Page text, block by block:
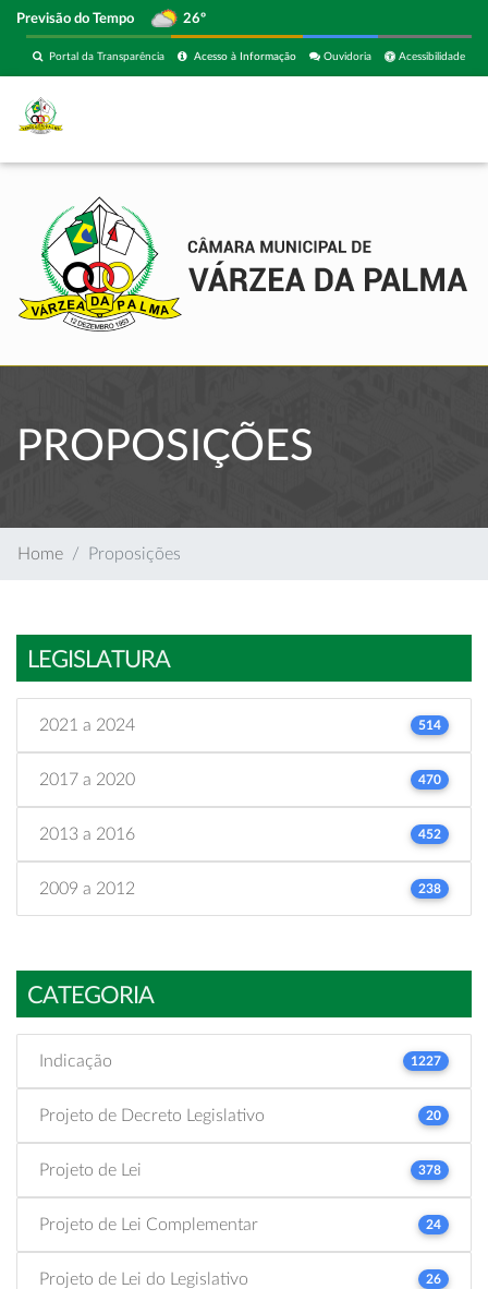
Previsão do Tempo 26º
Acessibilidade
Ouvidoria
Acesso à Informação
Portal da Transparência
PROPOSIÇÕES
Home Proposições
LEGISLATURA
2021 a 2024 514
2017 a 2020 470
2013 a 2016 452
2009 a 2012 238
CATEGORIA
Indicação 1227
Projeto de Decreto Legislativo 20
Projeto de Lei 378
Projeto de Lei Complementar 24
Projeto de Lei do Legislativo 26